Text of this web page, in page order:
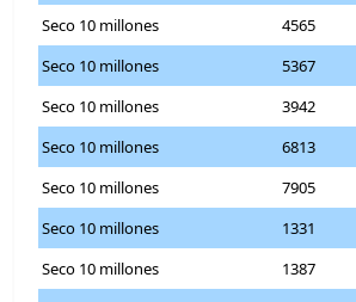
Seco 10 millones
4565
Seco 10 millones
5367
Seco 10 millones
3942
Seco 10 millones
6813
Seco 10 millones
7905
Seco 10 millones
1331
Seco 10 millones
1387